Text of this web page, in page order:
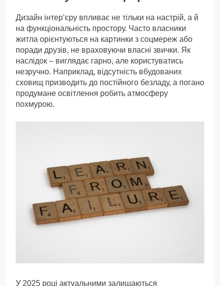
Дизайн інтер’єру впливає не тільки на настрій, а й
на функціональність простору. Часто власники
житла орієнтуються на картинки з соцмереж або
поради друзів, не враховуючи власні звички. Як
наслідок – виглядає гарно, але користуватись
незручно. Наприклад, відсутність вбудованих
сховищ призводить до постійного безладу, а погано
продумане освітлення робить атмосферу
похмурою.
У 2025 році актуальними залишаються